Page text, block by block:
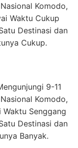
Komodo,
Waktu Cukup
Destinasi dan
Cukup.
9-11
Komodo,
Senggang
Destinasi dan
Banyak.